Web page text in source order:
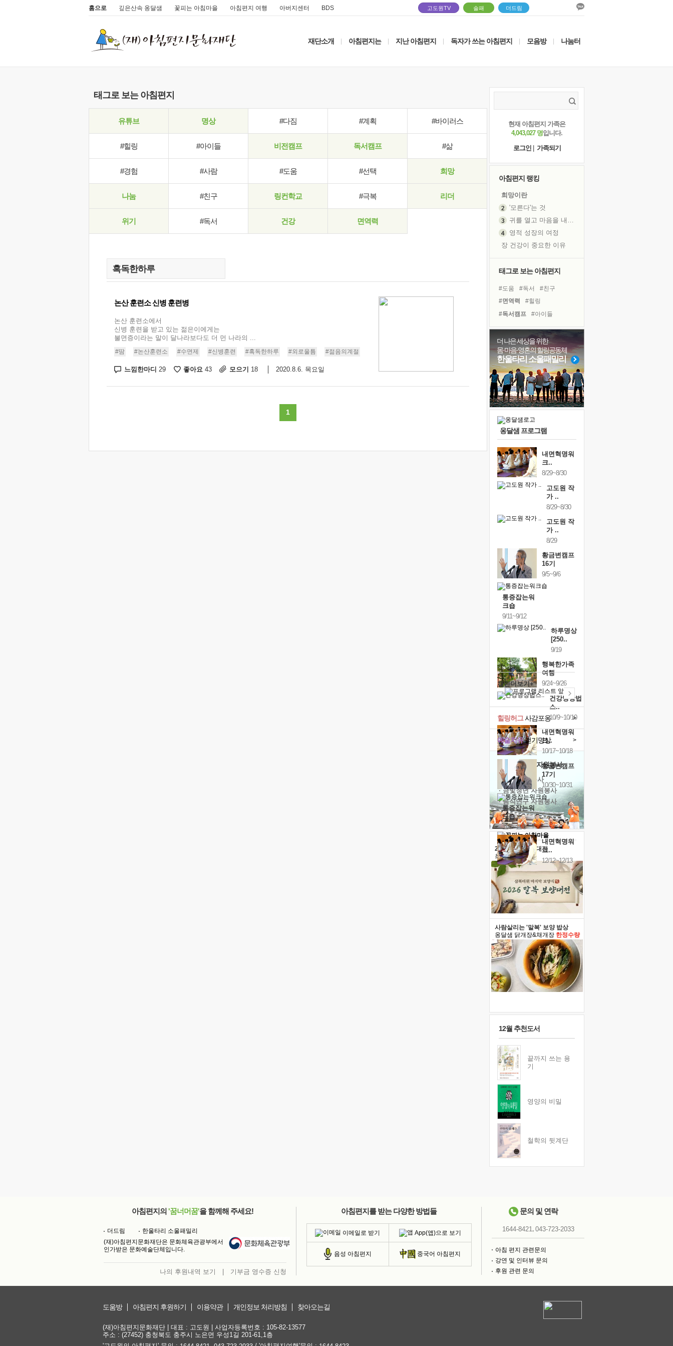
홈으로 깊은산속 옹달샘 꽃피는 아침마을 아침편지 여행 아버지센터 BDS 고도원TV 솔패 더드림
재단소개 아침편지는 지난 아침편지 독자가 쓰는 아침편지 모음방 나눔터
태그로 보는 아침편지
유튜브 명상 #다짐 #계획 #바이러스
#힐링 #아이들 비전캠프 독서캠프 #삶
#경험 #사람 #도움 #선택 희망
나눔 #친구 링컨학교 #극복 리더
위기 #독서 건강 면역력
논산 훈련소 신병 훈련병
논산 훈련소에서
신병 훈련을 받고 있는 젊은이에게는
불면증이라는 말이 달나라보다도 더 먼 나라의 ...
#땀 #논산훈련소 #수면제 #신병훈련 #혹독한하루 #외로울틈 #젊음의계절
느낌한마디 29 좋아요 43 모으기 18 2020.8.6. 목요일
1
현재 아침편지 가족은
4,043,027 명입니다.
로그인
가족되기
아침편지 랭킹
희망이란
'모른다'는 것
귀를 열고 마음을 내어주고
영적 성장의 여정
장 건강이 중요한 이유
꿈이 실제가 되는 것
'말 타는 법'을 먼저
졸업식 사진을 보며
극심한 변비, 어깨결림, 수면 장애
아픈 아버지를 위한 공간 설계
슬럼프
보고 싶은 어머니
못된 꼰대들
태그로 보는 아침편지
#도움 #독서
#친구
#면역력
#힐링
#독서캠프
#아이들
#비전캠프
#건강
#명상
#나눔
#희망
#선택
#계획
#링컨학교
#삶
#유튜브
#사람
#경험
#리더
#다짐 #위기
더 나은 세상을 위한
몸·마음·영혼의 힐링공동체
한울타리 소울패밀리
옹달샘 프로그램
내면혁명워
크..
8/29~8/30
고도원 작
가 ..
8/29~8/30
고도원 작
가 ..
8/29
황금변캠프
16기
9/5~9/6
통증잡는워
크숍
9/11~9/12
하루명상
[250..
9/19
행복한가족
여행
9/24~9/26
건강명상법
스..
10/9~10/10
내면혁명워
크..
10/17~10/18
황금변캠프
17기
10/30~10/31
통증잡는워
크숍
11/7~11/8
내면혁명워
크..
12/12~12/13
캘린더보기+
예술치유걷기명상 >
힐링허그사감포옹 >
'옹달샘의 꽃' 자원봉사
· 청년 자원봉사
· 금빛청년 자원봉사
· 음식연구 자원봉사
2026 말복 보양대전
최대74%할인
사람살리는 '말복' 보양 밥상
옹달샘 닭개장&채개장 한정수량
12월 추천도서
끝까지 쓰는 용
기
영양의 비밀
철학의 뒷계단
아침편지의 '꿈너머꿈'을 함께해 주세요!
더드림
한울타리 소울패밀리
(재)아침편지문화재단은 문화체육관광부에서
인가받은 문화예술단체입니다.
나의 후원내역 보기 기부금 영수증 신청
아침편지를 받는 다양한 방법들
이메일로 받기 App(앱)으로 보기
음성 아침편지 중국어 아침편지
문의 및 연락
1644-8421, 043-723-2033
아침 편지 관련문의
강연 및 인터뷰 문의
후원 관련 문의
도움방 아침편지 후원하기 이용약관 개인정보 처리방침 찾아오는길
(재)아침편지문화재단 | 대표 : 고도원 | 사업자등록번호 : 105-82-13577
주소 : (27452) 충청북도 충주시 노은면 우성1길 201-61,1층